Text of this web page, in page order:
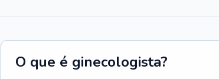
O que é ginecologista?